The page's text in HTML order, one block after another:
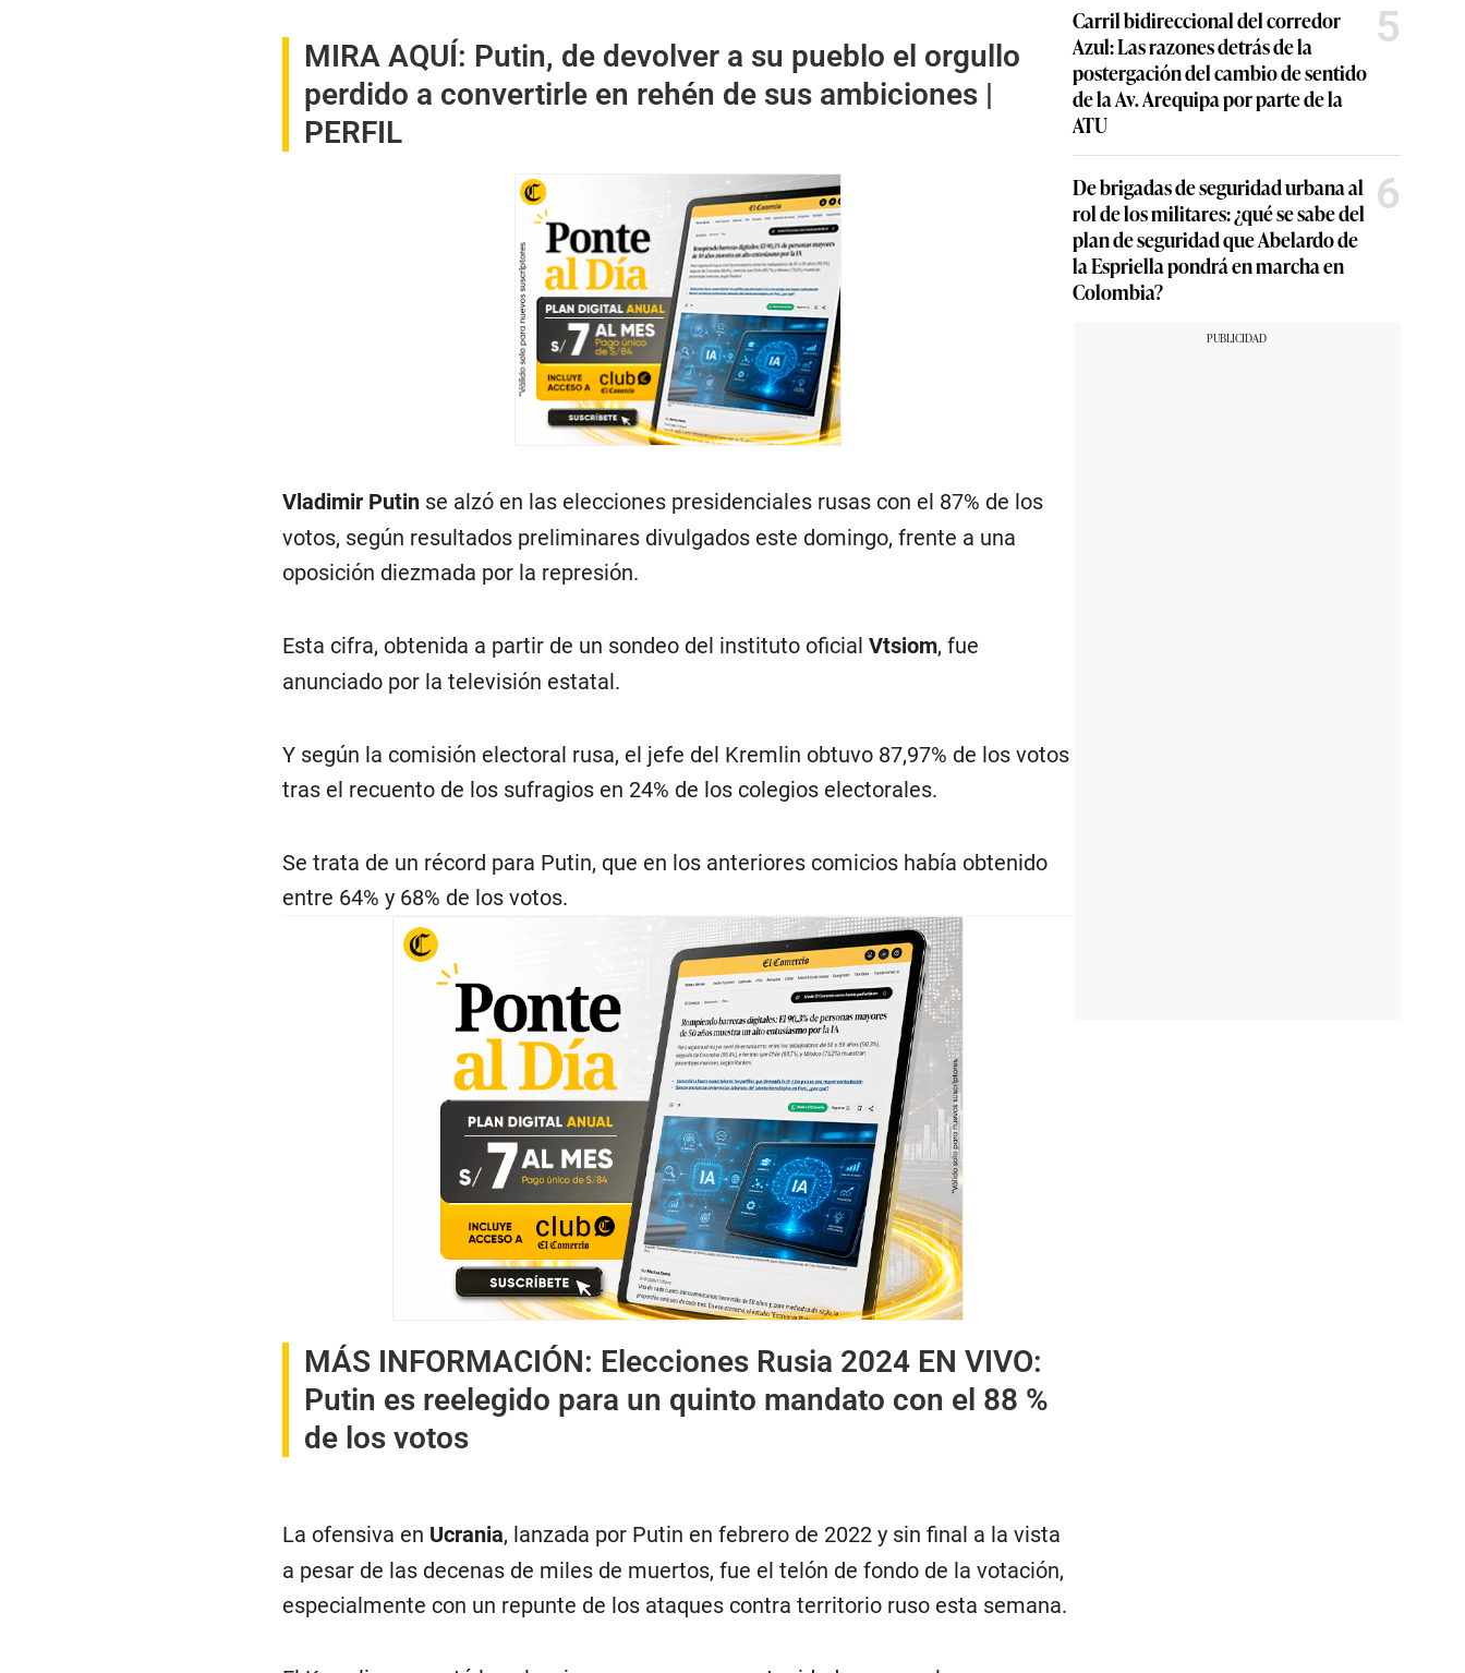
MIRA AQUÍ: Putin, de devolver a su pueblo el orgullo
perdido a convertirle en rehén de sus ambiciones |
PERFIL
Vladimir Putinse alzó en las elecciones presidenciales rusas con el 87% de los
votos, según resultados preliminares divulgados este domingo, frente a una
oposición diezmada por la represión.
Esta cifra, obtenida a partir de un sondeo del instituto oficial Vtsiom, fue
anunciado por la televisión estatal.
Y según la comisión electoral rusa, el jefe del Kremlin obtuvo 87,97% de los votos
tras el recuento de los sufragios en 24% de los colegios electorales.
Se trata de un récord para Putin, que en los anteriores comicios había obtenido
entre 64% y 68% de los votos.
MÁS INFORMACIÓN: Elecciones Rusia 2024 EN VIVO:
Putin es reelegido para un quinto mandato con el 88 %
de los votos
La ofensiva en Ucrania, lanzada por Putin en febrero de 2022 y sin final a la vista
a pesar de las decenas de miles de muertos, fue el telón de fondo de la votación,
especialmente con un repunte de los ataques contra territorio ruso esta semana.
Carril bidireccional del corredor
Azul: Las razones detrás de la
postergación del cambio de sentido
de la Av. Arequipa por parte de la
ATU
5
De brigadas de seguridad urbana al
rol de los militares: ¿qué se sabe del
plan de seguridad que Abelardo de
la Espriella pondrá en marcha en
Colombia?
6